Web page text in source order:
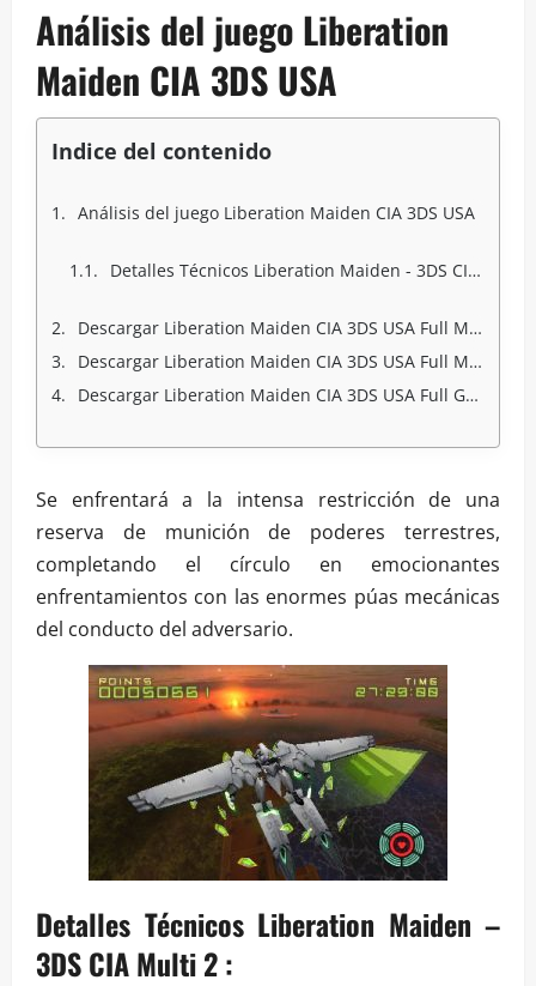
Análisis del juego Liberation
Maiden CIA 3DS USA
Indice del contenido
Análisis del juego Liberation Maiden CIA 3DS USA
Detalles Técnicos Liberation Maiden - 3DS CIA Multi 2 :
Descargar Liberation Maiden CIA 3DS USA Full Mega
Descargar Liberation Maiden CIA 3DS USA Full Mediafire
Descargar Liberation Maiden CIA 3DS USA Full Googledrive
Se enfrentará a la intensa restricción de una
reserva de munición de poderes terrestres,
completando el círculo en emocionantes
enfrentamientos con las enormes púas mecánicas
del conducto del adversario.
Detalles Técnicos Liberation Maiden –
3DS CIA Multi 2 :